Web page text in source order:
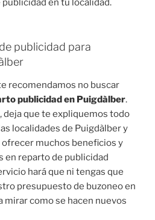
en tu localidad.
publicidad para
recomendamos no buscar
publicidad en Puigdàlber.
deja que te expliquemos todo
localidades de Puigdàlber y
ofrecer muchos beneficios y
en reparto de publicidad
hará que ni tengas que
presupuesto de buzoneo en
mirar como se hacen nuevos